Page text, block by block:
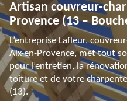
Artisan couvreur-
Provence (13 –
L’entreprise Lafleur,
Aix-en-Provence, met tout
pour l’entretien, la
toiture et de votre
(13).